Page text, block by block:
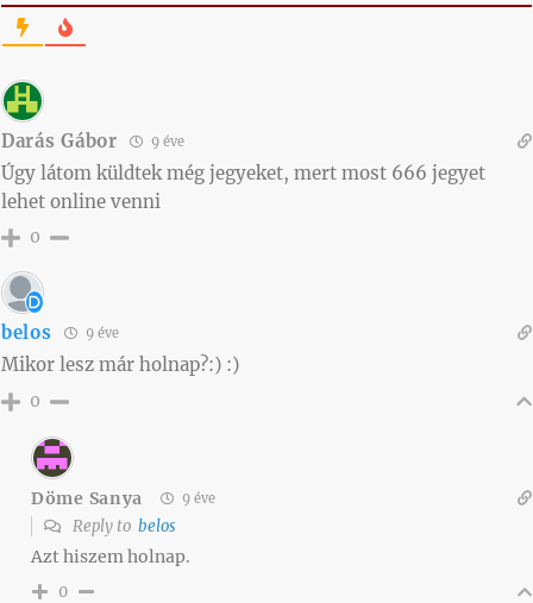
Darás Gábor 9 éve
Úgy látom küldtek még jegyeket, mert most 666 jegyet
lehet online venni
0
belos 9 éve
Mikor lesz már holnap?:) :)
0
Döme Sanya 9 éve
Reply to belos
Azt hiszem holnap.
0